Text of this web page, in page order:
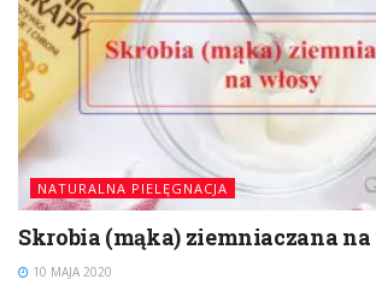
NATURALNA PIELĘGNACJA
Skrobia (mąka) ziemniaczana na
10 MAJA 2020